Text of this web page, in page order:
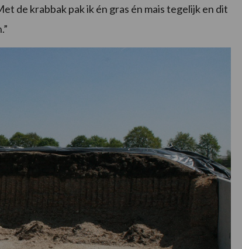
de krabbak pak ik én gras én mais tegelijk en dit